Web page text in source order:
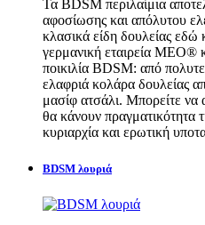
Τα BDSM περιλαίμια
αφοσίωσης και απόλυτου
κλασικά είδη δουλείας εδώ
γερμανική εταιρεία MEO®
ποικιλία BDSM: από
ελαφριά κολάρα δουλείας
μασίφ ατσάλι. Μπορείτε
θα κάνουν πραγματικότητα
κυριαρχία και ερωτική
BDSM λουριά